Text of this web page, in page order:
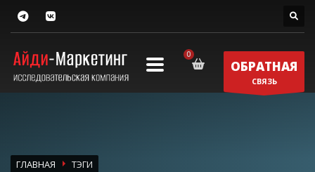
ОБРАТНАЯ
СВЯЗЬ
ГЛАВНАЯ ТЭГИ